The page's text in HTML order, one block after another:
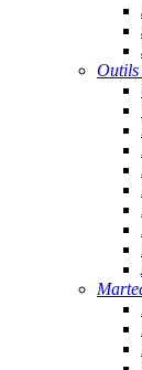
Outils